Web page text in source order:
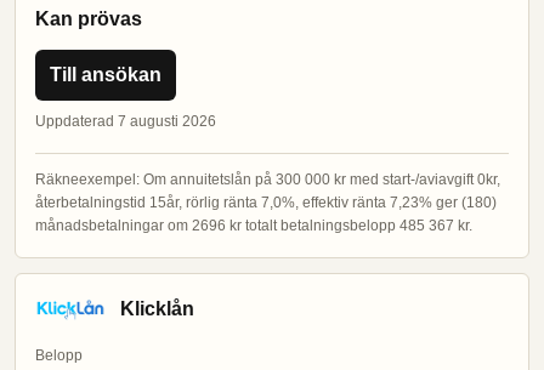
Kan prövas
Till ansökan
Uppdaterad 7 augusti 2026
Räkneexempel: Om annuitetslån på 300 000 kr med start-/aviavgift 0kr,
återbetalningstid 15år, rörlig ränta 7,0%, effektiv ränta 7,23% ger (180)
månadsbetalningar om 2696 kr totalt betalningsbelopp 485 367 kr.
Klicklån
Belopp